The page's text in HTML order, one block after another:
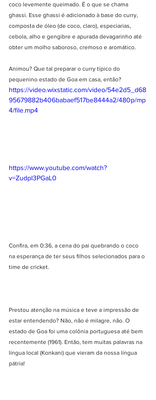
coco levemente queimado. É o que se chama
ghassi. Esse ghassi é adicionado à base do curry,
composta de óleo (de coco, claro), especiarias,
cebola, alho e gengibre e apurada devagarinho até
obter um molho saboroso, cremoso e aromático.
Animou? Que tal preparar o curry típico do
pequenino estado de Goa em casa, então?
https://video.wixstatic.com/video/54e2d5_d68
95679882b406babaef517be8444a2/480p/mp
4/file.mp4
https://www.youtube.com/watch?
v=Zudpl3PGaL0
Confira, em 0:36, a cena do pai quebrando o coco
na esperança de ter seus filhos selecionados para o
time de cricket.
Prestou atenção na música e teve a impressão de
estar entendendo? Não, não é milagre, não. O
estado de Goa foi uma colônia portuguesa até bem
recentemente (1961). Então, tem muitas palavras na
língua local (Konkani) que vieram da nossa língua
pátria!